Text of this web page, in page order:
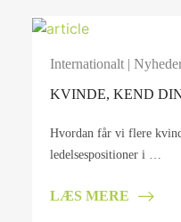
Internationalt|
KVINDE, KEND
Hvordan får vi flere
ledelsespositioner i …
LÆS MERE